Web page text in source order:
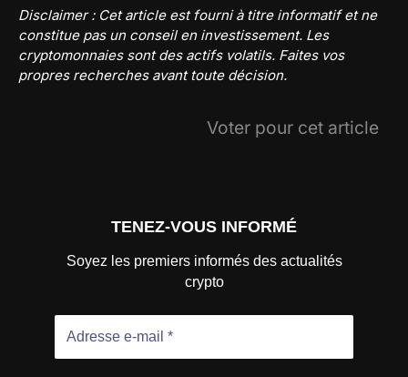
Disclaimer : Cet article est fourni à titre informatif et ne
constitue pas un conseil en investissement. Les
cryptomonnaies sont des actifs volatils. Faites vos
propres recherches avant toute décision.
Voter pour cet article
TENEZ-VOUS INFORMÉ
Soyez les premiers informés des actualités
crypto